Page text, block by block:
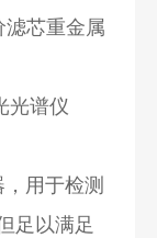
滤芯重金属
光谱仪
用于检测
足以满足